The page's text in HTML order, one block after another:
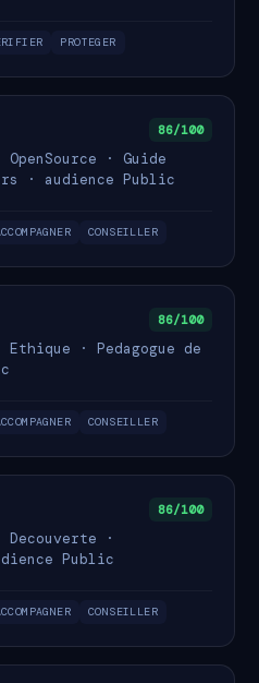
PROTEGER
86/100
· Guide
· audience Public
CONSEILLER
86/100
· Pedagogue de
CONSEILLER
86/100
·
Public
CONSEILLER